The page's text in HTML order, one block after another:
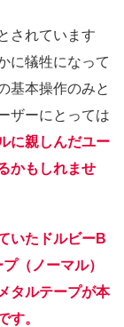
されています
に犠牲になって
基本操作のみと
ザーにとっては
に親しんだユー
かもしれませ
いたドルビーB
（ノーマル）
タルテープが本
す。